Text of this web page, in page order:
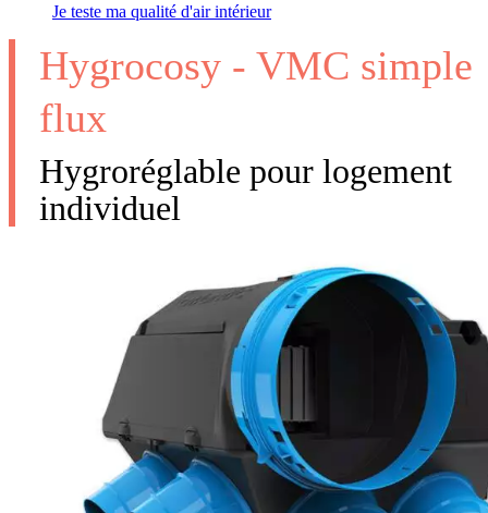
Je teste ma qualité d'air intérieur
Hygrocosy - VMC simple
flux
Hygroréglable pour logement
individuel